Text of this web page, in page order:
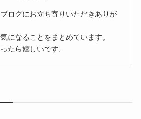
ログにお立ち寄りいただきありが
になることをまとめています。
たら嬉しいです。